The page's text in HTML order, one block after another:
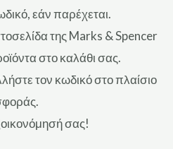
εάν παρέχεται.
της Marks & Spencer
στο καλάθι σας.
τον κωδικό στο πλαίσιο
σας!